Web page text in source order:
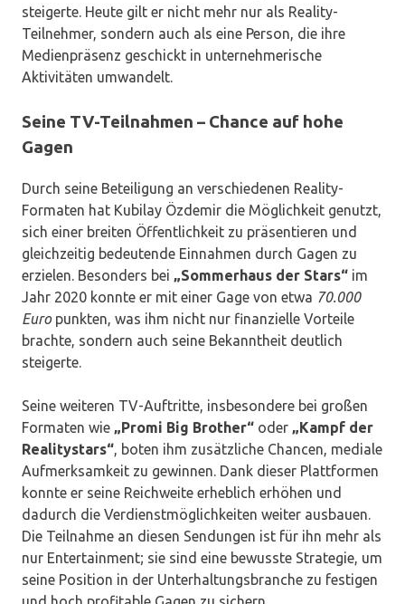
steigerte. Heute gilt er nicht mehr nur als Reality-
Teilnehmer, sondern auch als eine Person, die ihre
Medienpräsenz geschickt in unternehmerische
Aktivitäten umwandelt.
Seine TV-Teilnahmen – Chance auf hohe
Gagen
Durch seine Beteiligung an verschiedenen Reality-
Formaten hat Kubilay Özdemir die Möglichkeit genutzt,
sich einer breiten Öffentlichkeit zu präsentieren und
gleichzeitig bedeutende Einnahmen durch Gagen zu
erzielen. Besonders bei „Sommerhaus der Stars“ im
Jahr 2020 konnte er mit einer Gage von etwa 70.000
Europunkten, was ihm nicht nur finanzielle Vorteile
brachte, sondern auch seine Bekanntheit deutlich
steigerte.
Seine weiteren TV-Auftritte, insbesondere bei großen
Formaten wie „Promi Big Brother“ oder „Kampf der
Realitystars“, boten ihm zusätzliche Chancen, mediale
Aufmerksamkeit zu gewinnen. Dank dieser Plattformen
konnte er seine Reichweite erheblich erhöhen und
dadurch die Verdienstmöglichkeiten weiter ausbauen.
Die Teilnahme an diesen Sendungen ist für ihn mehr als
nur Entertainment; sie sind eine bewusste Strategie, um
seine Position in der Unterhaltungsbranche zu festigen